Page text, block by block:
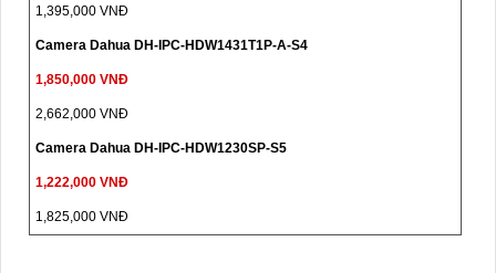
1,395,000 VNĐ
Camera Dahua DH-IPC-HDW1431T1P-A-S4
1,850,000 VNĐ
2,662,000 VNĐ
Camera Dahua DH-IPC-HDW1230SP-S5
1,222,000 VNĐ
1,825,000 VNĐ